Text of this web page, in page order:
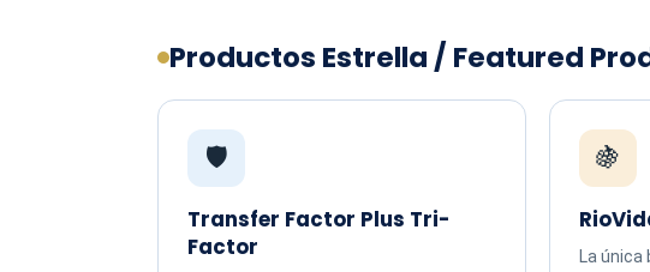
Productos Estrella / Featured
🛡️
Transfer Factor Plus Tri-
Factor
🍇
La